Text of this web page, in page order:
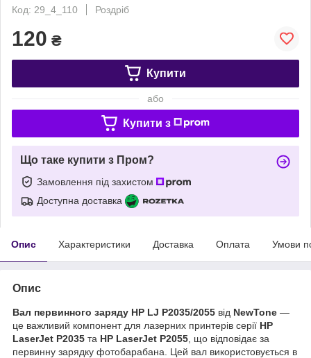
Код: 29_4_110
Роздріб
120 ₴
Купити
або
Купити з
Що таке купити з Пром?
Замовлення під захистом
Доступна доставка
Опис Характеристики Доставка Оплата Умови
Опис
Вал первинного заряду HP LJ P2035/2055 від NewTone —
це важливий компонент для лазерних принтерів серії HP
LaserJet P2035 та HP LaserJet P2055 , що відповідає за
первинну зарядку фотобарабана. Цей вал використовується в